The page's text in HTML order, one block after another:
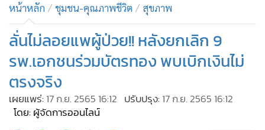
• บันเทิง
ผู้จัดการรายวัน
• คอลัมนิสต์
• ละคร
• CbizReview
• Cyber BIZ
หน้าหลัก ชุมชน-คุณภาพชีวิต สุขภาพ
ลั่นไม่ลอยแพผู้ป่วย!! หลังยกเลิก 9
รพ.เอกชนร่วมบัตรทอง พบเบิกเงินไม่
ตรงจริง
เผยแพร่: 17 ก.ย. 2565 16:12 ปรับปรุง: 17 ก.ย. 2565 16:12
โดย: ผู้จัดการออนไลน์